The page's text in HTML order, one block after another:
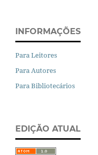
INFORMAÇÕES
Para Leitores
Para Autores
Para Bibliotecários
EDIÇÃO ATUAL